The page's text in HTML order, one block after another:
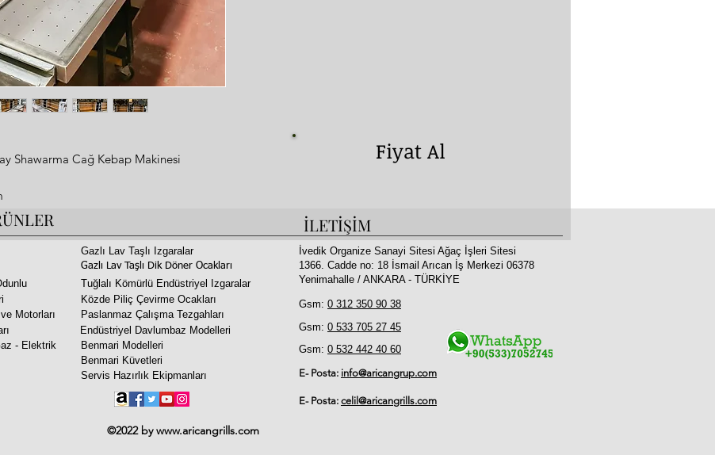
Shawarma Cağ Kebap Makinesi
Fiyat Al
İLETİŞİM
Gazlı Lav Taşlı Izgaralar
Gazlı Lav Taşlı Dik Döner Ocakları
Tuğlalı Kömürlü Endüstriyel Izgaralar
İvedik Organize Sanayi Sitesi Ağaç İşleri Sitesi
1366. Cadde no: 18 İsmail Arıcan İş Merkezi 06378
Yenimahalle / ANKARA - TÜRKİYE
Közde Piliç Çevirme Ocakları
Motorları
Paslanmaz Çalışma Tezgahları
Endüstriyel Davlumbaz Modelleri
- Elektrik
Benmari Modelleri
Benmari Küvetleri
Gsm: 0 533 705 27 45
Servis Hazırlık Ekipmanları E- Posta: info@aricangrup.com
Gsm: 0 532 442 40 60
Gsm: 0 312 350 90 38
E- Posta: celil@aricangrills.com
©2022 bywww.aricangrills.com